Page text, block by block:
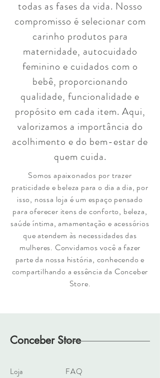
todas as fases da vida. Nosso
compromisso é selecionar com
carinho produtos para
maternidade, autocuidado
feminino e cuidados com o
bebê, proporcionando
qualidade, funcionalidade e
propósito em cada item. Aqui,
valorizamos a importância do
acolhimento e do bem-estar de
quem cuida.
Somos apaixonados por trazer
praticidade e beleza para o dia a dia, por
isso, nossa loja é um espaço pensado
para oferecer itens de conforto, beleza,
saúde íntima, amamentação e acessórios
que atendem às necessidades das
mulheres. Convidamos você a fazer
parte da nossa história, conhecendo e
compartilhando a essência da Conceber
Store.
Conceber Store
Loja
FAQ